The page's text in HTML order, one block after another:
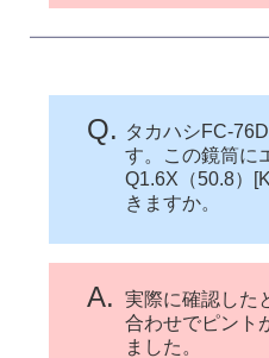
Q. タカハシFC-
す。この鏡筒に
Q1.6X（50.8）
きますか。
A.
実際に確認した
合わせでピント
ました。